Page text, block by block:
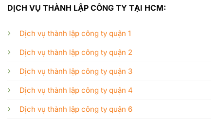
DỊCH VỤ THÀNH LẬP CÔNG TY TẠI HCM:
Dịch vụ thành lập công ty quận 1
Dịch vụ thành lập công ty quận 2
Dịch vụ thành lập công ty quận 3
Dịch vụ thành lập công ty quận 4
Dịch vụ thành lập công ty quận 6